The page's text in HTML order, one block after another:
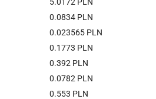
0.0834 PLN
0.023565 PLN
0.1773 PLN
0.392 PLN
0.0782 PLN
0.553 PLN